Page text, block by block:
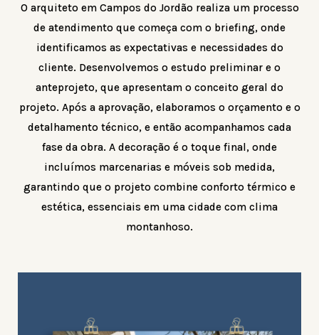
O arquiteto em Campos do Jordão realiza um processo
de atendimento que começa com o briefing, onde
identificamos as expectativas e necessidades do
cliente. Desenvolvemos o estudo preliminar e o
anteprojeto, que apresentam o conceito geral do
projeto. Após a aprovação, elaboramos o orçamento e o
detalhamento técnico, e então acompanhamos cada
fase da obra. A decoração é o toque final, onde
incluímos marcenarias e móveis sob medida,
garantindo que o projeto combine conforto térmico e
estética, essenciais em uma cidade com clima
montanhoso.